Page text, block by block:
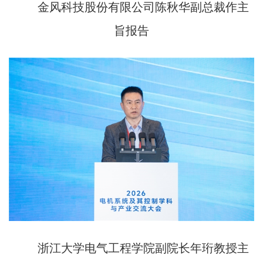
金风科技股份有限公司陈秋华副总裁作主
旨报告
浙江大学电气工程学院副院长年珩教授主